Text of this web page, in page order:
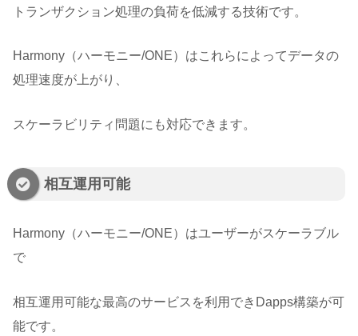
トランザクション処理の負荷を低減する技術です。
Harmony（ハーモニー/ONE）はこれらによってデータの
処理速度が上がり、
スケーラビリティ問題にも対応できます。
相互運用可能
Harmony（ハーモニー/ONE）はユーザーがスケーラブル
で
相互運用可能な最高のサービスを利用できDapps構築が可
能です。